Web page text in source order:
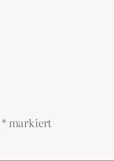
* markiert